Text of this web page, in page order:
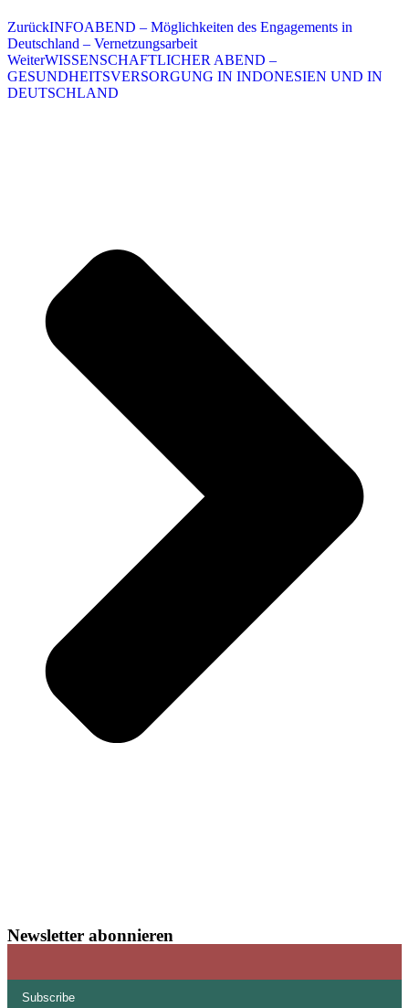
ZurückINFOABEND – Möglichkeiten des Engagements in
Deutschland – Vernetzungsarbeit
WeiterWISSENSCHAFTLICHER ABEND –
GESUNDHEITSVERSORGUNG IN INDONESIEN UND IN
DEUTSCHLAND
Newsletter abonnieren